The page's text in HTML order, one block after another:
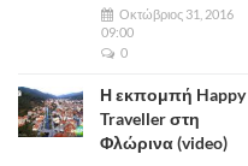
Οκτώβριος 31, 2016
09:00
0
Η εκπομπή Happy
Traveller στη
Φλώρινα (video)